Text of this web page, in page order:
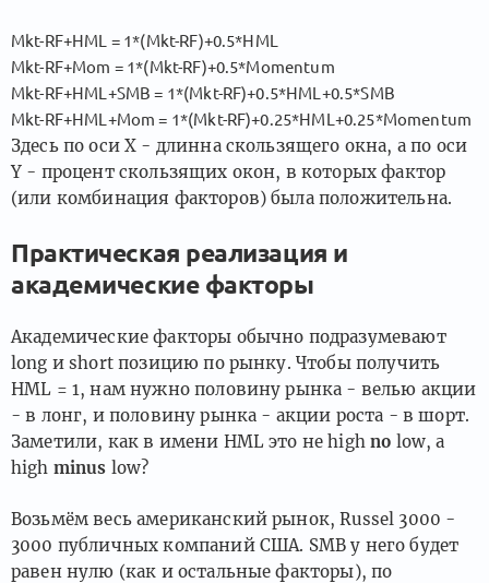
Mkt-RF+HML = 1*(Mkt-RF)+0.5*HML
Mkt-RF+Mom = 1*(Mkt-RF)+0.5*Momentum
Mkt-RF+HML+SMB = 1*(Mkt-RF)+0.5*HML+0.5*SMB
Mkt-RF+HML+Mom = 1*(Mkt-RF)+0.25*HML+0.25*Momentum
Здесь по оси Х - длинна скользящего окна, а по оси
Y - процент скользящих окон, в которых фактор
(или комбинация факторов) была положительна.
Практическая реализация и
академические факторы
Академические факторы обычно подразумевают
long и short позицию по рынку. Чтобы получить
HML = 1, нам нужно половину рынка - велью акции
- в лонг, и половину рынка - акции роста - в шорт.
Заметили, как в имени HML это не highno low, а
high minus low?
Возьмём весь американский рынок, Russel 3000 -
3000 публичных компаний США. SMB у него будет
равен нулю (как и остальные факторы), по